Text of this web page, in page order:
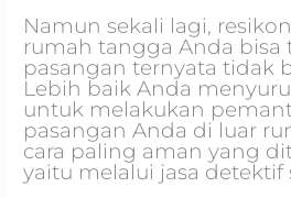
Namun sekali lagi,
rumah tangga Anda bisa
pasangan ternyata tidak
Lebih baik Anda
untuk melakukan
pasangan Anda di luar
cara paling aman yang
yaitu melalui jasa detektif